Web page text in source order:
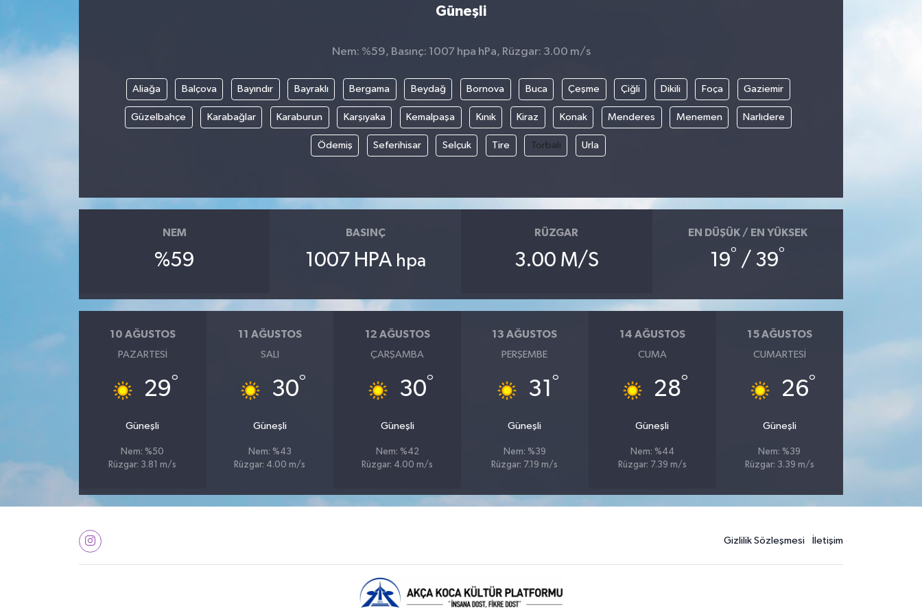
Güneşli
Nem: %59, Basınç: 1007 hpa hPa, Rüzgar: 3.00 m/s
Aliağa Balçova Bayındır Bayraklı Bergama Beydağ Bornova Buca Çeşme Çiğli Dikili Foça Gaziemir
Güzelbahçe Karabağlar Karaburun Karşıyaka Kemalpaşa Kınık Kiraz Konak Menderes Menemen Narlıdere
Ödemiş Seferihisar Selçuk Tire Torbalı Urla
NEM
%59
BASINÇ
1007 HPA hpa
RÜZGAR
3.00 M/S
EN DÜŞÜK / EN YÜKSEK
19° / 39°
10 AĞUSTOS
PAZARTESI
29°
Güneşli
Nem: %50
Rüzgar: 3.81 m/s
11 AĞUSTOS
SALI
30°
Güneşli
Nem: %43
Rüzgar: 4.00 m/s
12 AĞUSTOS
ÇARŞAMBA
30°
Güneşli
Nem: %42
Rüzgar: 4.00 m/s
13 AĞUSTOS
PERŞEMBE
31 °
Güneşli
Nem: %39
Rüzgar: 7.19 m/s
14 AĞUSTOS
CUMA
28°
Güneşli
Nem: %44
Rüzgar: 7.39 m/s
15 AĞUSTOS
CUMARTESI
26°
Güneşli
Nem: %39
Rüzgar: 3.39 m/s
Gizlilik Sözleşmesi İletişim
Yüksek İstişare Kurulu